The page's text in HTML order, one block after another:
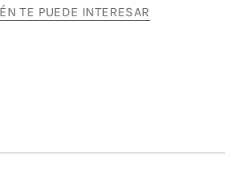
TE PUEDE INTERESAR